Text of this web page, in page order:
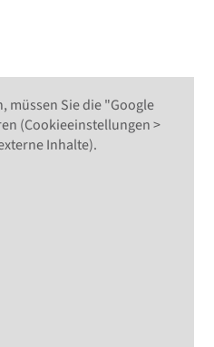
müssen Sie die "Google
(Cookieeinstellungen >
Inhalte).